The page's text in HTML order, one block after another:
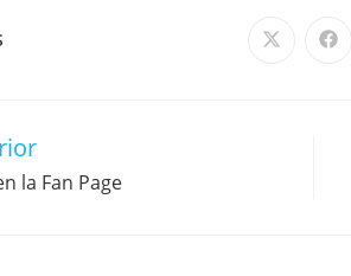
la Fan Page